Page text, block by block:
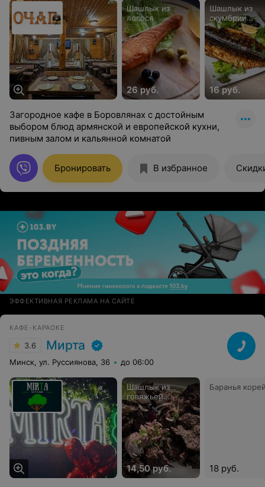
Шашлык из
лосося
26 руб.
Шашлык из
скумбрии
(целиком)
16 руб.
Загородное кафе в Боровлянах с достойным
выбором блюд армянской и европейской кухни,
пивным залом и кальянной комнатой
Бронировать В избранное
ЭФФЕКТИВНАЯ РЕКЛАМА НА САЙТЕ
КАФЕ-КАРАОКЕ
3.6 Мирта
Минск, ул. Руссиянова, 36 до 06:00
Шашлык из
говяжьей
вырезки
14,50 руб.
Баранья
18 руб.